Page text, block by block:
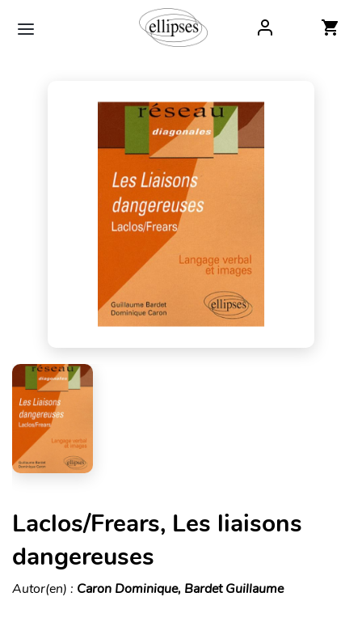
Laclos/Frears, Les liaisons
dangereuses
Autor(en) : Caron Dominique, Bardet Guillaume